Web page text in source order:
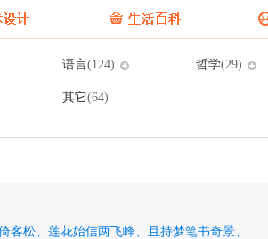
语言(124) 哲学(29)
其它(64)
客松、 莲花始信两飞峰、 且持梦笔书奇景、